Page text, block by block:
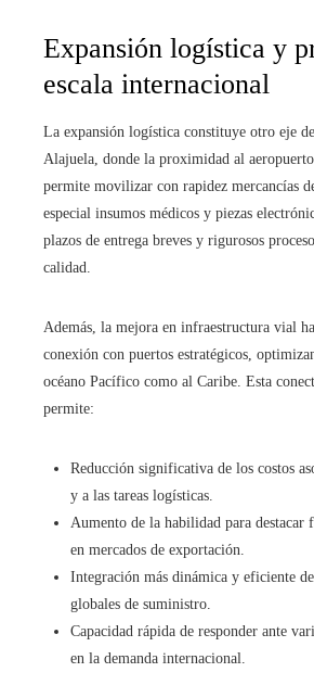
Expansión logística y
escala internacional
La expansión logística constituye otro eje
Alajuela, donde la proximidad al
permite movilizar con rapidez mercancías
especial insumos médicos y piezas
plazos de entrega breves y rigurosos
calidad.
Además, la mejora en infraestructura vial
conexión con puertos estratégicos,
océano Pacífico como al Caribe. Esta
permite:
Reducción significativa de los costos
y a las tareas logísticas.
Aumento de la habilidad para destacar
en mercados de exportación.
Integración más dinámica y eficiente
globales de suministro.
Capacidad rápida de responder ante
en la demanda internacional.